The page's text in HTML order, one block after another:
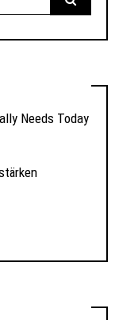
Needs Today